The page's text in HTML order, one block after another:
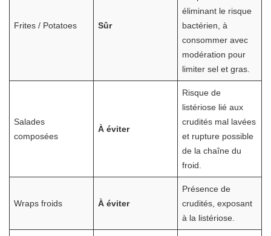
Frites / Potatoes Sûr
éliminant le risque
bactérien, à
consommer avec
modération pour
limiter sel et gras.
Salades
composées
À éviter
Risque de
listériose lié aux
crudités mal lavées
et rupture possible
de la chaîne du
froid.
Wraps froids À éviter
Présence de
crudités, exposant
à la listériose.